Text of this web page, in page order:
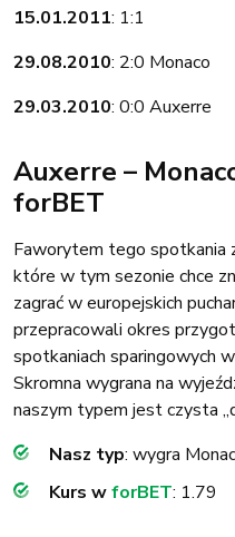
15.01.2011: 1:1
29.08.2010: 2:0 Monaco
29.03.2010: 0:0 Auxerre
Auxerre –
forBET
Faworytem tego spotkania
które w tym sezonie chce
zagrać w europejskich
przepracowali okres
spotkaniach sparingowych
Skromna wygrana na
naszym typem jest czysta
Nasz typ: wygra
Kurs wforBET: 1.79